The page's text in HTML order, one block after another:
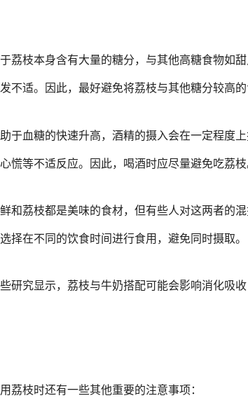
荔枝本身含有大量的糖分，与其他高糖食物如
不适。因此，最好避免将荔枝与其他糖分较高的
于血糖的快速升高，酒精的摄入会在一定程度
慌等不适反应。因此，喝酒时应尽量避免吃荔枝
和荔枝都是美味的食材，但有些人对这两者的
择在不同的饮食时间进行食用，避免同时摄取。
研究显示，荔枝与牛奶搭配可能会影响消化吸
荔枝时还有一些其他重要的注意事项：